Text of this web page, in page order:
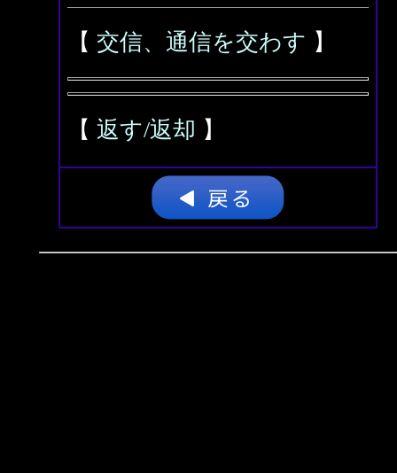
【 交信、通信を交わす 】
【 返す/返却 】